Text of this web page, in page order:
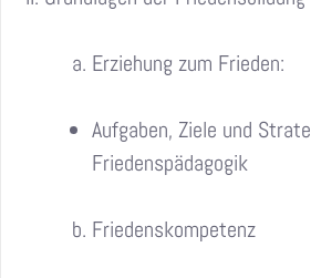
Erziehung zum Frieden:
Aufgaben, Ziele und
Friedenspädagogik
Friedenskompetenz